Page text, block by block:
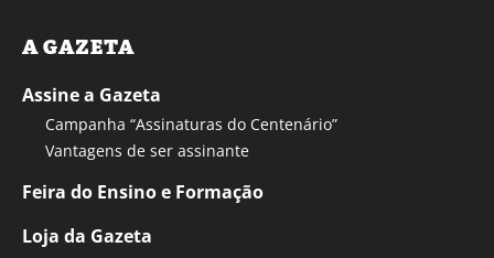
A GAZETA
Assine a Gazeta
Campanha “Assinaturas do Centenário”
Vantagens de ser assinante
Feira do Ensino e Formação
Loja da Gazeta